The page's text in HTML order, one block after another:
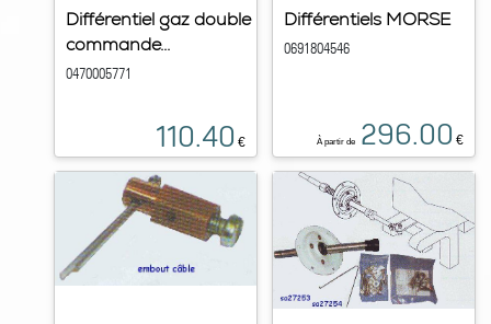
Différentiel gaz double
commande...
0470005771
110.40 €
Différentiels MORSE
0691804546
À partir de 296.00 €